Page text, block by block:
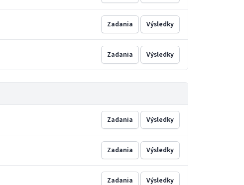
Zadania Výsledky
Zadania Výsledky
Zadania Výsledky
Zadania Výsledky
Zadania Výsledky